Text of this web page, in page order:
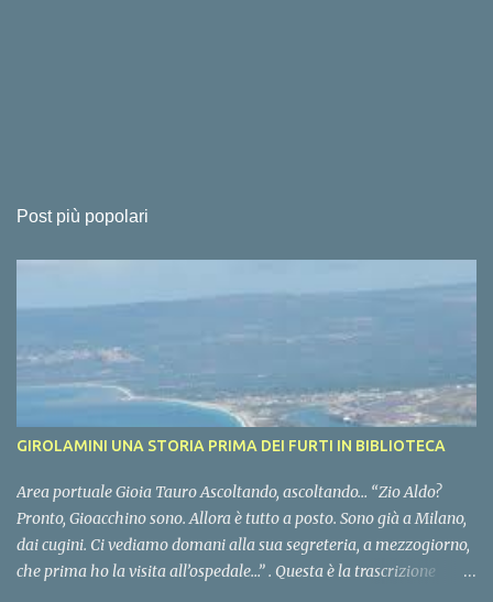
Post più popolari
GIROLAMINI UNA STORIA PRIMA DEI FURTI IN BIBLIOTECA
Area portuale Gioia Tauro Ascoltando, ascoltando… “Zio Aldo?
Pronto, Gioacchino sono. Allora è tutto a posto. Sono già a Milano,
dai cugini. Ci vediamo domani alla sua segreteria, a mezzogiorno,
che prima ho la visita all’ospedale…” . Questa è la trascrizione